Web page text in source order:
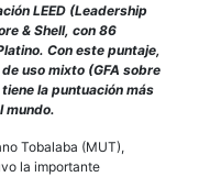
LEED (Leadership
& Shell, con 86
Con este puntaje,
uso mixto (GFA sobre
la puntuación más
mundo.
Tobalaba (MUT),
la importante